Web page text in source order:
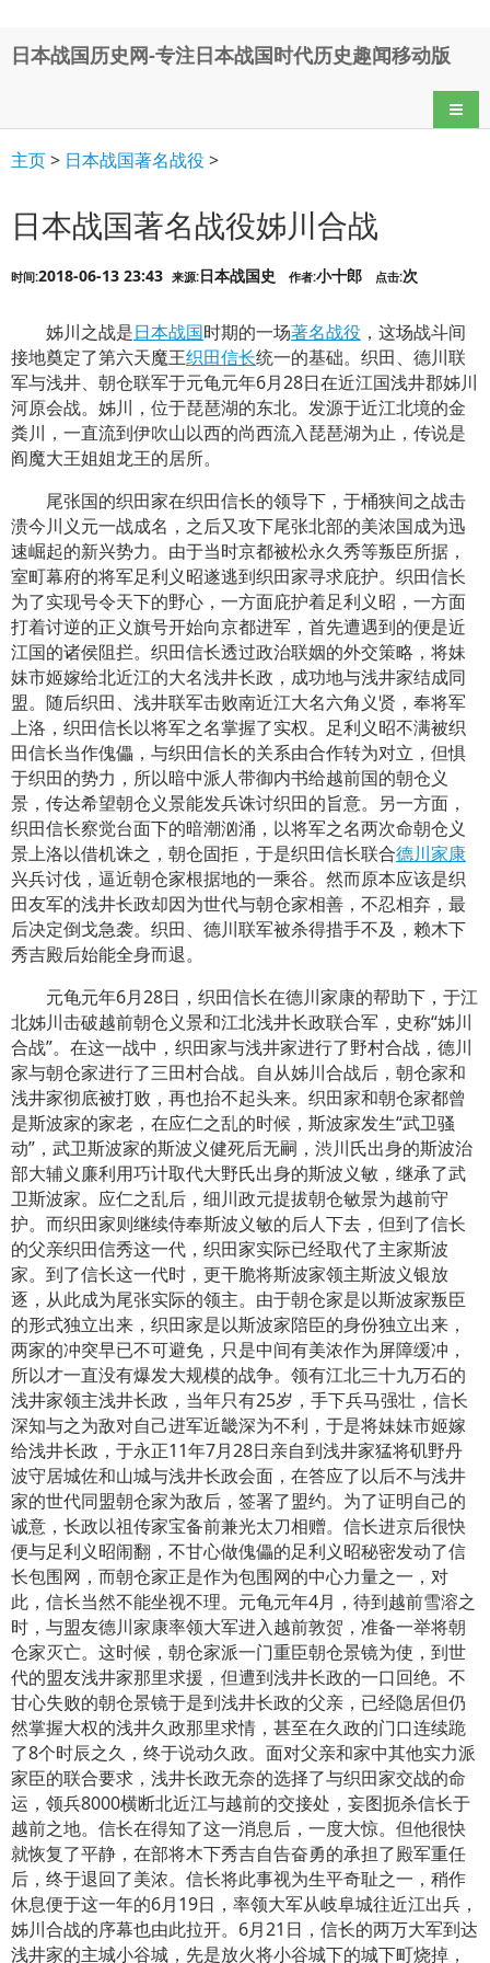
日本战国历史网-专注日本战国时代历史趣闻移动版
导航
主页> 日本战国著名战役 >
日本战国著名战役姊川合战
时间:2018-06-13 23:43 来源:日本战国史 作者:小十郎 点击:次
姊川之战是日本战国时期的一场著名战役 ，这场战斗间
接地奠定了第六天魔王织田信长统一的基础。织田、德川联
军与浅井、朝仓联军于元龟元年6月28日在近江国浅井郡姊川
河原会战。姊川，位于琵琶湖的东北。发源于近江北境的金
粪川，一直流到伊吹山以西的尚西流入琵琶湖为止，传说是
阎魔大王姐姐龙王的居所。
尾张国的织田家在织田信长的领导下，于桶狭间之战击
溃今川义元一战成名，之后又攻下尾张北部的美浓国成为迅
速崛起的新兴势力。由于当时京都被松永久秀等叛臣所据，
室町幕府的将军足利义昭遂逃到织田家寻求庇护。织田信长
为了实现号令天下的野心，一方面庇护着足利义昭，一方面
打着讨逆的正义旗号开始向京都进军，首先遭遇到的便是近
江国的诸侯阻拦。织田信长透过政治联姻的外交策略，将妹
妹市姬嫁给北近江的大名浅井长政，成功地与浅井家结成同
盟。随后织田、浅井联军击败南近江大名六角义贤，奉将军
上洛，织田信长以将军之名掌握了实权。足利义昭不满被织
田信长当作傀儡，与织田信长的关系由合作转为对立，但惧
于织田的势力，所以暗中派人带御内书给越前国的朝仓义
景，传达希望朝仓义景能发兵诛讨织田的旨意。另一方面，
织田信长察觉台面下的暗潮汹涌，以将军之名两次命朝仓义
景上洛以借机诛之，朝仓固拒，于是织田信长联合德川家康
兴兵讨伐，逼近朝仓家根据地的一乘谷。然而原本应该是织
田友军的浅井长政却因为世代与朝仓家相善，不忍相弃，最
后决定倒戈急袭。织田、德川联军被杀得措手不及，赖木下
秀吉殿后始能全身而退。
元龟元年6月28日，织田信长在德川家康的帮助下，于江
北姊川击破越前朝仓义景和江北浅井长政联合军，史称“姊川
合战”。在这一战中，织田家与浅井家进行了野村合战，德川
家与朝仓家进行了三田村合战。自从姊川合战后，朝仓家和
浅井家彻底被打败，再也抬不起头来。织田家和朝仓家都曾
是斯波家的家老，在应仁之乱的时候，斯波家发生“武卫骚
动”，武卫斯波家的斯波义健死后无嗣，渋川氏出身的斯波治
部大辅义廉利用巧计取代大野氏出身的斯波义敏，继承了武
卫斯波家。应仁之乱后，细川政元提拔朝仓敏景为越前守
护。而织田家则继续侍奉斯波义敏的后人下去，但到了信长
的父亲织田信秀这一代，织田家实际已经取代了主家斯波
家。到了信长这一代时，更干脆将斯波家领主斯波义银放
逐，从此成为尾张实际的领主。由于朝仓家是以斯波家叛臣
的形式独立出来，织田家是以斯波家陪臣的身份独立出来，
两家的冲突早已不可避免，只是中间有美浓作为屏障缓冲，
所以才一直没有爆发大规模的战争。领有江北三十九万石的
浅井家领主浅井长政，当年只有25岁，手下兵马强壮，信长
深知与之为敌对自己进军近畿深为不利，于是将妹妹市姬嫁
给浅井长政，于永正11年7月28日亲自到浅井家猛将矶野丹
波守居城佐和山城与浅井长政会面，在答应了以后不与浅井
家的世代同盟朝仓家为敌后，签署了盟约。为了证明自己的
诚意，长政以祖传家宝备前兼光太刀相赠。信长进京后很快
便与足利义昭闹翻，不甘心做傀儡的足利义昭秘密发动了信
长包围网，而朝仓家正是作为包围网的中心力量之一，对
此，信长当然不能坐视不理。元龟元年4月，待到越前雪溶之
时，与盟友德川家康率领大军进入越前敦贺，准备一举将朝
仓家灭亡。这时候，朝仓家派一门重臣朝仓景镜为使，到世
代的盟友浅井家那里求援，但遭到浅井长政的一口回绝。不
甘心失败的朝仓景镜于是到浅井长政的父亲，已经隐居但仍
然掌握大权的浅井久政那里求情，甚至在久政的门口连续跪
了8个时辰之久，终于说动久政。面对父亲和家中其他实力派
家臣的联合要求，浅井长政无奈的选择了与织田家交战的命
运，领兵8000横断北近江与越前的交接处，妄图扼杀信长于
越前之地。信长在得知了这一消息后，一度大惊。但他很快
就恢复了平静，在部将木下秀吉自告奋勇的承担了殿军重任
后，终于退回了美浓。信长将此事视为生平奇耻之一，稍作
休息便于这一年的6月19日，率领大军从岐阜城往近江出兵，
姊川合战的序幕也由此拉开。6月21日，信长的两万大军到达
浅井家的主城小谷城，先是放火将小谷城下的城下町烧掉，